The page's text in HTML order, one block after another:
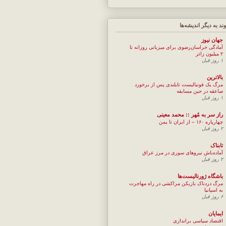
به ديگر انديشه‌ها
جهان نيوز
آمادگی خراسان‌رضوی برای میزبانی روزانه تا
۲ میلیون زائر
۱ روز قبل
بالاترین
مرگ یک فوتبالیست تایلندی پس از برخورد
صاعقه در حین مسابقه
۱ روز قبل
راز سر به مُهر :: محمد معینی
چهارپاره ۱۶۰ – از ایران تا یمن
۲ روز قبل
تابناک
آماده‌باش نیروهای سوری در مرز عراق
۲ روز قبل
باشگاه ژورنالیست‌ها
مرگ دردناک بازیکن مراکشی در راه مهاجرت
به اسپانیا
۶ روز قبل
ایمایان
اقتصاد سیاسی براندازی